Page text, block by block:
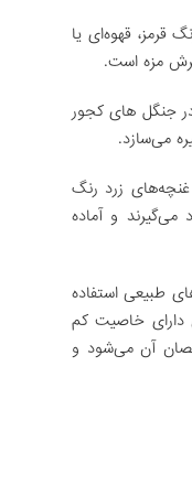
قهوه‌ای یا
مزه ‌است.
جنگل‌ های کجور
می‌سازد.
زرد رنگ
و آماده
طبیعی استفاده
خاصیت کم
آن می‌شود و